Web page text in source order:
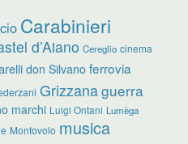
Carabinieri
d’Aiano Cereglio cinema
don Silvano ferrovia
Grizzanaguerra
marchi Luigi Ontani Lumèga
Montovolo musica